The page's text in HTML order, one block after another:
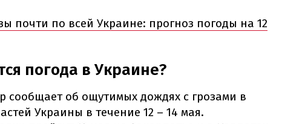
почти по всей Украине: прогноз погоды на 12
погода в Украине?
сообщает об ощутимых дождях с грозами в
Украины в течение 12 – 14 мая.